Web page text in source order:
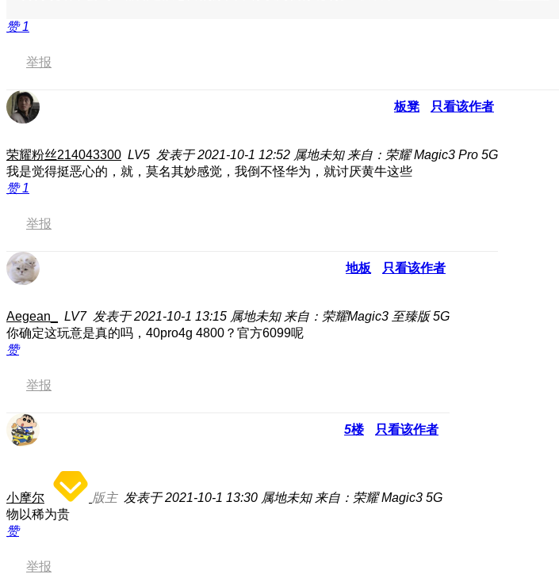
赞1
举报
板凳 只看该作者
荣耀粉丝214043300 LV5 发表于 2021-10-1 12:52 属地未知 来自：荣耀 Magic3 Pro 5G
我是觉得挺恶心的，就，莫名其妙感觉，我倒不怪华为，就讨厌黄牛这些
赞1
举报
地板 只看该作者
Aegean_ LV7 发表于 2021-10-1 13:15 属地未知 来自：荣耀Magic3 至臻版 5G
你确定这玩意是真的吗，40pro4g 4800？官方6099呢
赞
举报
5楼 只看该作者
小摩尔 版主 发表于 2021-10-1 13:30 属地未知 来自：荣耀 Magic3 5G
物以稀为贵
赞
举报